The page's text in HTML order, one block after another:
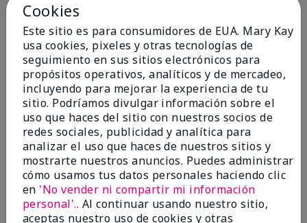
some as a gift to share the nice feeling with a great
friend of mine.
Mostrar Traducción
me trying not to look
70, LOL!!
ConclusiónSí, recomendaría a un amigo
¿Le ha resultado útil esta
opinión?
Cookies
Este sitio es para consumidores de EUA. Mary Kay
usa cookies, pixeles y otras tecnologías de
seguimiento en sus sitios electrónicos para
propósitos operativos, analíticos y de mercadeo,
incluyendo para mejorar la experiencia de tu
sitio. Podríamos divulgar información sobre el
uso que haces del sitio con nuestros socios de
redes sociales, publicidad y analítica para
analizar el uso que haces de nuestros sitios y
mostrarte nuestros anuncios. Puedes administrar
cómo usamos tus datos personales haciendo clic
en 'No vender ni compartir mi información
personal'.. Al continuar usando nuestro sitio,
aceptas nuestro uso de cookies y otras